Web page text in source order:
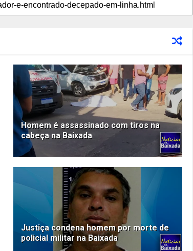
Homem é assassinado com tiros na
cabeça na Baixada
Justiça condena homem por morte de
policial militar na Baixada